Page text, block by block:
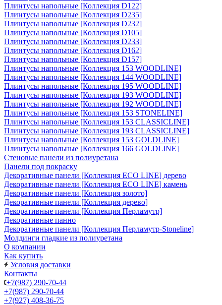
Плинтусы напольные [Коллекция D122]
Плинтусы напольные [Коллекция D235]
Плинтусы напольные [Коллекция D232]
Плинтусы напольные [Коллекция D105]
Плинтусы напольные [Коллекция D233]
Плинтусы напольные [Коллекция D162]
Плинтусы напольные [Коллекция D157]
Плинтусы напольные [Коллекция 153 WOODLINE]
Плинтусы напольные [Коллекция 144 WOODLINE]
Плинтусы напольные [Коллекция 195 WOODLINE]
Плинтусы напольные [Коллекция 193 WOODLINE]
Плинтусы напольные [Коллекция 192 WOODLINE]
Плинтусы напольные [Коллекция 153 STONELINE]
Плинтусы напольные [Коллекция 153 CLASSICLINE]
Плинтусы напольные [Коллекция 193 CLASSICLINE]
Плинтусы напольные [Коллекция 153 GOLDLINE]
Плинтусы напольные [Коллекция 166 GOLDLINE]
Стеновые панели из полиуретана
Панели под покраску
Декоративные панели [Коллекция ECO LINE] дерево
Декоративные панели [Коллекция ECO LINE] камень
Декоративные панели [Коллекция золото]
Декоративные панели [Коллекция дерево]
Декоративные панели [Коллекция Перламутр]
Декоративные панно
Декоративные панели [Коллекция Перламутр-Stoneline]
Молдинги гладкие из полиуретана
О компании
Как купить
Условия доставки
Контакты
+7(987) 290-70-44
+7(987) 290-70-44
+7(927) 408-36-75